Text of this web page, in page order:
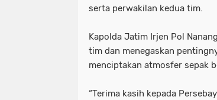
serta perwakilan kedua tim.
Kapolda Jatim Irjen Pol
tim dan menegaskan
menciptakan atmosfer sepak
“Terima kasih kepada